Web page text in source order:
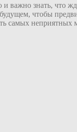
и важно знать, что
чтобы
самых неприятных